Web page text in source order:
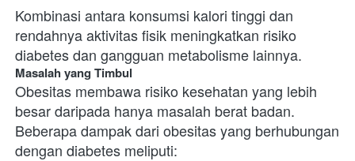
Kombinasi antara konsumsi kalori tinggi dan
rendahnya aktivitas fisik meningkatkan risiko
diabetes dan gangguan metabolisme lainnya.
Masalah yang Timbul
Obesitas membawa risiko kesehatan yang lebih
besar daripada hanya masalah berat badan.
Beberapa dampak dari obesitas yang berhubungan
dengan diabetes meliputi: